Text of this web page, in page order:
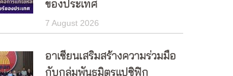
ของประเทศ
7 August 2026
อาเซียนเสริมสร้างความร่วมมือ
กับกลุ่มพันธมิตรแปซิฟิก